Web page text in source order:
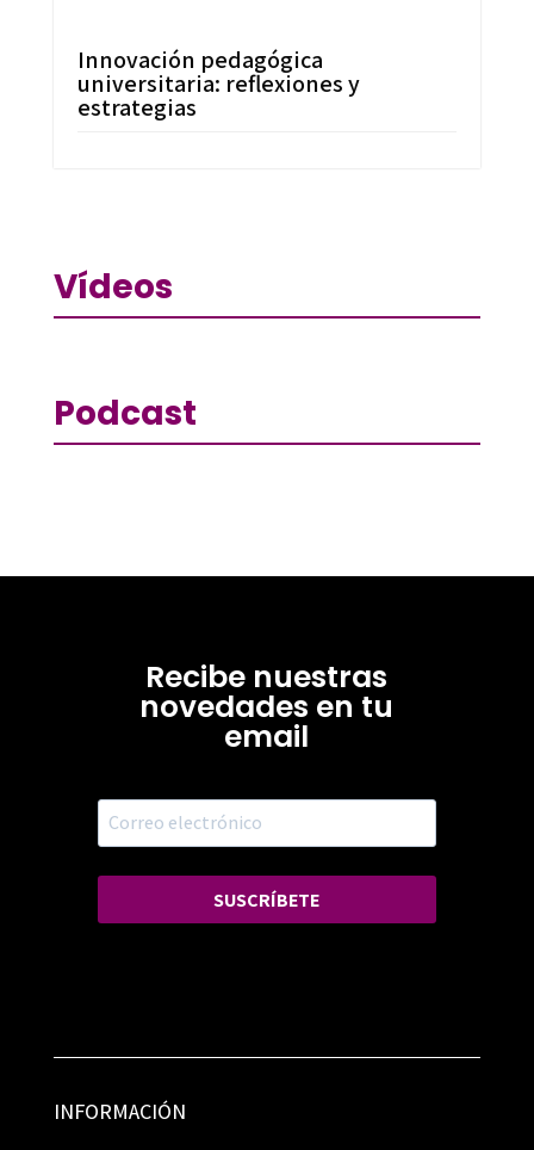
Innovación pedagógica
universitaria: reflexiones y
estrategias
Vídeos
Podcast
Recibe nuestras
novedades en tu
email
SUSCRÍBETE
INFORMACIÓN